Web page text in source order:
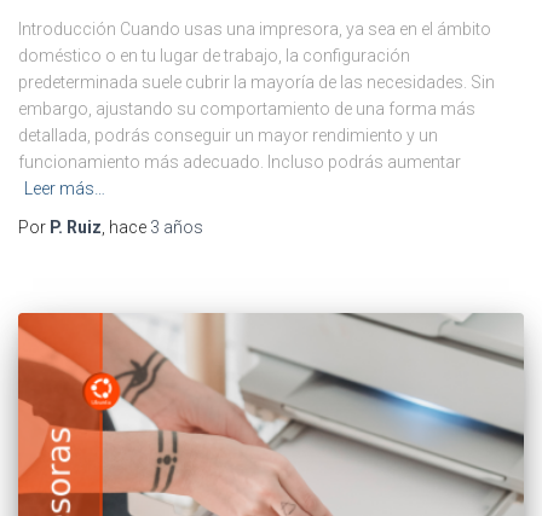
Introducción Cuando usas una impresora, ya sea en el ámbito
doméstico o en tu lugar de trabajo, la configuración
predeterminada suele cubrir la mayoría de las necesidades. Sin
embargo, ajustando su comportamiento de una forma más
detallada, podrás conseguir un mayor rendimiento y un
funcionamiento más adecuado. Incluso podrás aumentar
Leer más…
Por P. Ruiz , hace 3 años